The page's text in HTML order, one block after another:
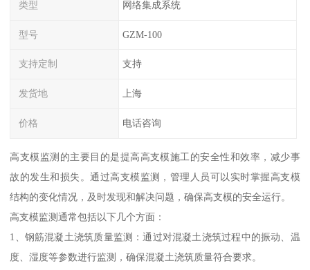
类型 网络集成系统
型号 GZM-100
支持定制 支持
发货地 上海
价格 电话咨询
高支模监测的主要目的是提高高支模施工的安全性和效率，减少事
故的发生和损失。通过高支模监测，管理人员可以实时掌握高支模
结构的变化情况，及时发现和解决问题，确保高支模的安全运行。
高支模监测通常包括以下几个方面：
1、钢筋混凝土浇筑质量监测：通过对混凝土浇筑过程中的振动、温
度、湿度等参数进行监测，确保混凝土浇筑质量符合要求。